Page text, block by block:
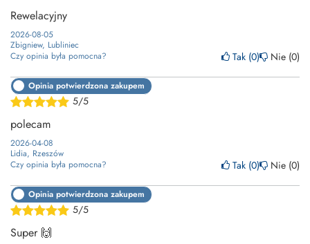
Rewelacyjny
2026-08-05
Zbigniew, Lubliniec
Czy opinia była pomocna?
Tak 0 Nie 0
5/5
Opinia potwierdzona zakupem
polecam
2026-04-08
Lidia, Rzeszów
Czy opinia była pomocna?
Tak 0 Nie 0
5/5
Opinia potwierdzona zakupem
Super 🙌